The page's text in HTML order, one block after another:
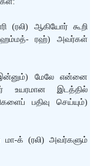
(ரலி) ஆகியோர் கூறி
ரஹ்) அவர்கள்
மேலே என்னை
உயரமான இடத்தில்
பதிவு செய்யும்)
க் (ரலி) அவர்களும்